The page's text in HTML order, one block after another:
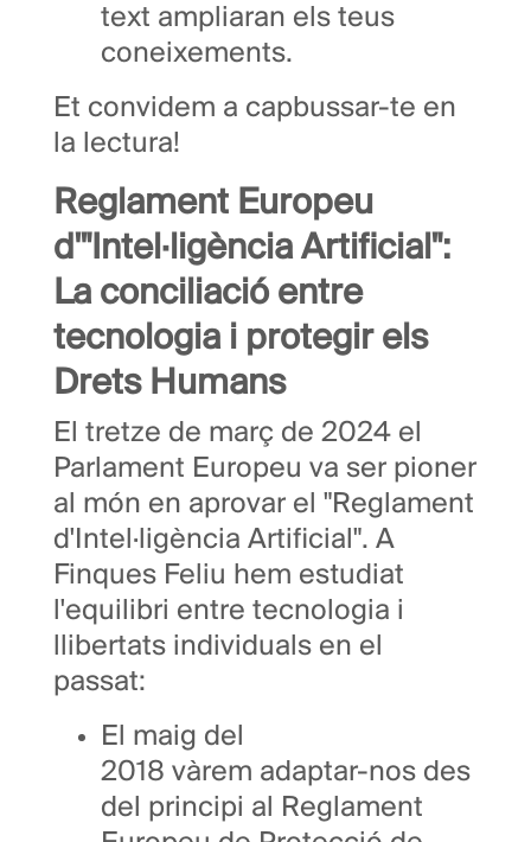
text ampliaran els teus
coneixements.
Et convidem a capbussar-te en
la lectura!
Reglament Europeu
d'"Intel·ligència Artificial":
La conciliació entre
tecnologia i protegir els
Drets Humans
El tretze de març de 2024 el
Parlament Europeu va ser pioner
al món en aprovar el "Reglament
d'Intel·ligència Artificial". A
Finques Feliu hem estudiat
l'equilibri entre tecnologia i
llibertats individuals en el
passat:
El maig del
2018 vàrem adaptar-nos des
del principi al Reglament